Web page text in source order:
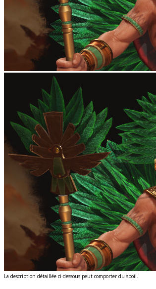
La description détaillée ci-dessous peut comporter du spoil.